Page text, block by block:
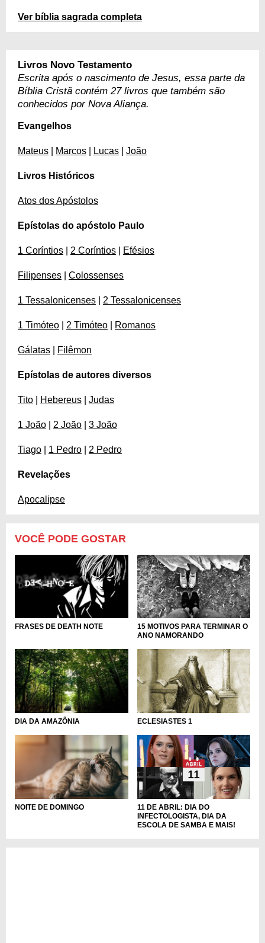
Ver bíblia sagrada completa
Livros Novo Testamento
Escrita após o nascimento de Jesus, essa parte da
Bíblia Cristã contém 27 livros que também são
conhecidos por Nova Aliança.
Evangelhos
Mateus Marcos Lucas João
Livros Históricos
Atos dos Apóstolos
Epístolas do apóstolo Paulo
1 Coríntios 2 Coríntios Efésios
Filipenses Colossenses
1 Tessalonicenses 2 Tessalonicenses
1 Timóteo 2 Timóteo Romanos
Gálatas Filêmon
Epístolas de autores diversos
Tito Hebereus Judas
1 João 2 João 3 João
Tiago 1 Pedro 2 Pedro
Revelações
Apocalipse
VOCÊ PODE GOSTAR
FRASES DE DEATH NOTE
15 MOTIVOS PARA TERMINAR O
ANO NAMORANDO
DIA DA AMAZÔNIA ECLESIASTES 1
NOITE DE DOMINGO
11 DE ABRIL: DIA DO
INFECTOLOGISTA, DIA DA
ESCOLA DE SAMBA E MAIS!